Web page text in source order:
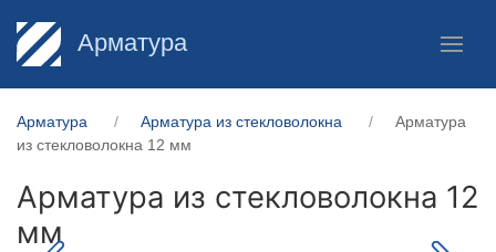
Арматура
Арматура Арматура из стекловолокна
Арматура
из стекловолокна 12 мм
Арматура из стекловолокна 12
мм